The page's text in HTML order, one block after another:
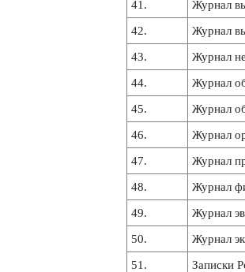
41. Журнал
42. Журнал
43. Журнал
44. Журнал
45. Журнал
46. Журнал
47. Журнал
48. Журнал
49. Журнал
50. Журнал
51. Записки